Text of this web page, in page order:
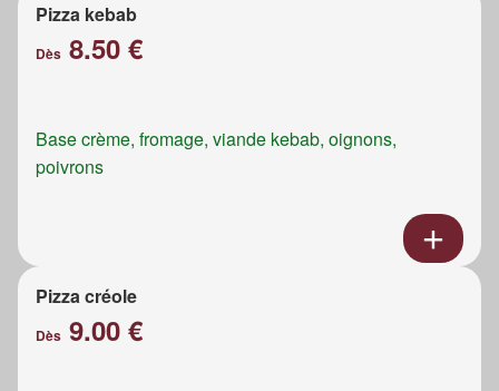
Pizza kebab
Dès 8.50 €
Base crème, fromage, viande kebab, oignons,
poivrons
Pizza créole
Dès 9.00 €